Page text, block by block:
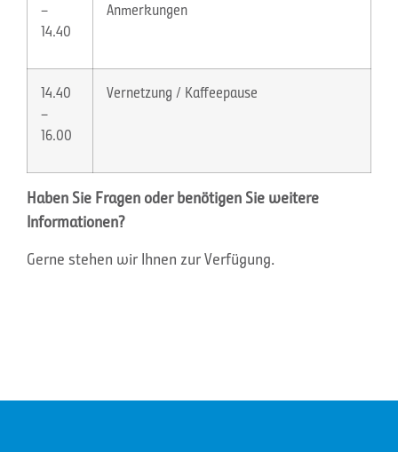
–
14.40
Anmerkungen
14.40
–
16.00
Vernetzung / Kaffeepause
Haben Sie Fragen oder benötigen Sie weitere
Informationen?
Gerne stehen wir Ihnen zur Verfügung.